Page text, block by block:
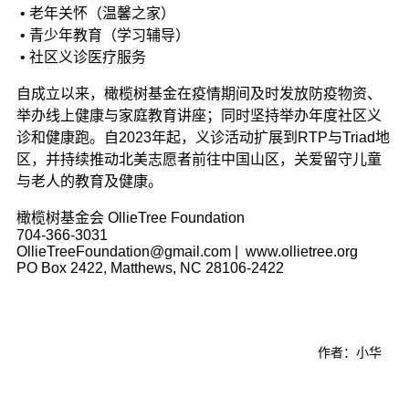
• 老年关怀（温馨之家）
• 青少年教育（学习辅导）
• 社区义诊医疗服务
自成立以来，橄榄树基金在疫情期间及时发放防疫物资、
举办线上健康与家庭教育讲座；同时坚持举办年度社区义
诊和健康跑。自2023年起，义诊活动扩展到RTP与Triad地
区，并持续推动北美志愿者前往中国山区，关爱留守儿童
与老人的教育及健康。
橄榄树基金会 OllieTree Foundation
704-366-3031
OllieTreeFoundation@gmail.com | www.ollietree.org
PO Box 2422, Matthews, NC 28106-2422
作者：小华